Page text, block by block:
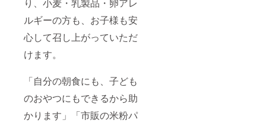
ルギーの方も、お子様も安
心して召し上がっていただ
けます。
「自分の朝食にも、子ども
のおやつにもできるから助
かります」「市販の米粉パ